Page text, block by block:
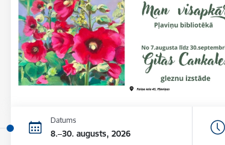
Datums
8.–30. augusts, 2026